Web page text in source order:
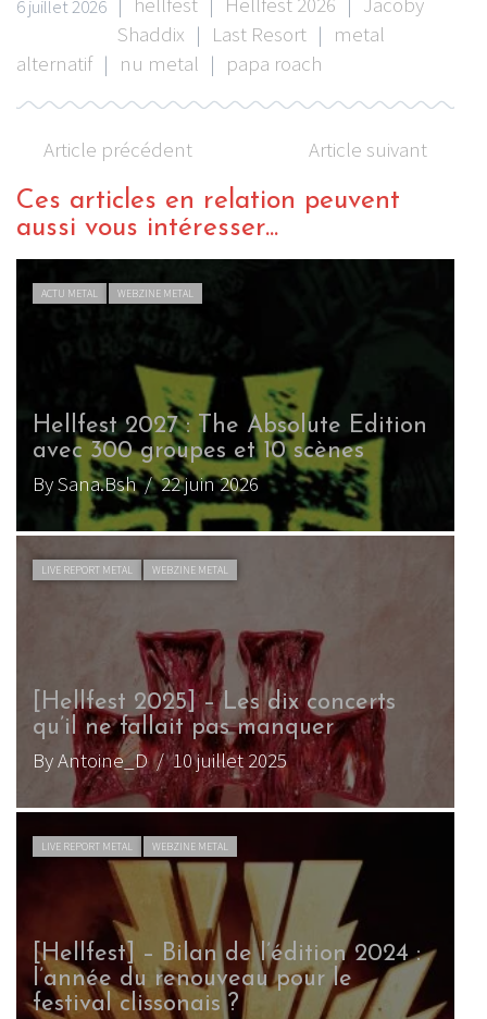
6 juillet 2026
Shaddix | Last Resort | metal
alternatif | nu metal | papa roach
Article précédent Article suivant
Ces articles en relation peuvent
aussi vous intéresser...
ACTU METAL WEBZINE METAL
Hellfest 2027 : The Absolute Edition
avec 300 groupes et 10 scènes
By Sana.Bsh/ 22 juin 2026
LIVE REPORT METAL WEBZINE METAL
[Hellfest 2025] – Les dix concerts
qu’il ne fallait pas manquer
By Antoine_D/ 10 juillet 2025
LIVE REPORT METAL WEBZINE METAL
[Hellfest] – Bilan de l’édition 2024 :
l’année du renouveau pour le
festival clissonais ?